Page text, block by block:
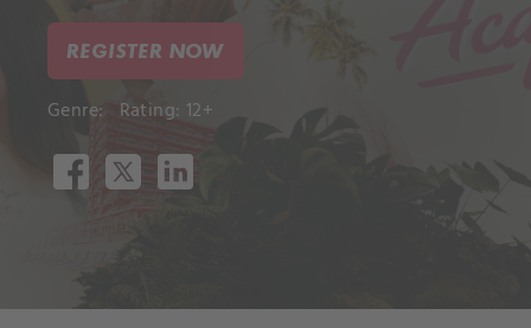
REGISTER NOW
Genre: Rating: 12+